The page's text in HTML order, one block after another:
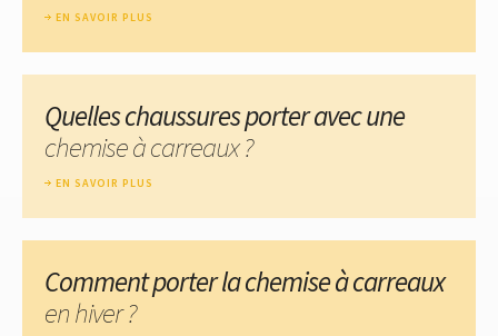
EN SAVOIR PLUS
Quelles chaussures porter avec une
chemise à carreaux ?
EN SAVOIR PLUS
Comment porter la chemise à carreaux
en hiver ?